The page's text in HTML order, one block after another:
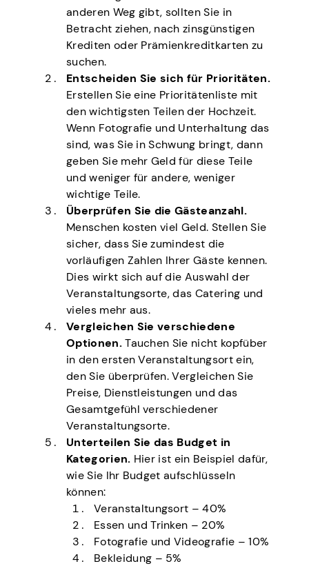
anderen Weg gibt, sollten Sie in
Betracht ziehen, nach zinsgünstigen
Krediten oder Prämienkreditkarten zu
suchen.
Entscheiden Sie sich für Prioritäten.
Erstellen Sie eine Prioritätenliste mit
den wichtigsten Teilen der Hochzeit.
Wenn Fotografie und Unterhaltung das
sind, was Sie in Schwung bringt, dann
geben Sie mehr Geld für diese Teile
und weniger für andere, weniger
wichtige Teile.
Überprüfen Sie die Gästeanzahl.
Menschen kosten viel Geld. Stellen Sie
sicher, dass Sie zumindest die
vorläufigen Zahlen Ihrer Gäste kennen.
Dies wirkt sich auf die Auswahl der
Veranstaltungsorte, das Catering und
vieles mehr aus.
Vergleichen Sie verschiedene
Optionen.Tauchen Sie nicht kopfüber
in den ersten Veranstaltungsort ein,
den Sie überprüfen. Vergleichen Sie
Preise, Dienstleistungen und das
Gesamtgefühl verschiedener
Veranstaltungsorte.
Unterteilen Sie das Budget in
Kategorien. Hier ist ein Beispiel dafür,
wie Sie Ihr Budget aufschlüsseln
können:
Veranstaltungsort – 40%
Essen und Trinken – 20%
Fotografie und Videografie – 10%
Bekleidung – 5%